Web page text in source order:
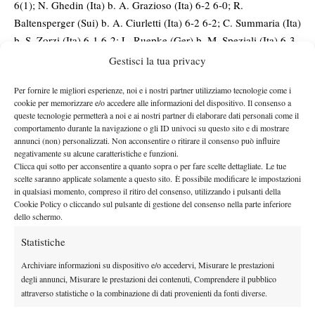
Gestisci la tua privacy
Per fornire le migliori esperienze, noi e i nostri partner utilizziamo tecnologie come i
cookie per memorizzare e/o accedere alle informazioni del dispositivo. Il consenso a
queste tecnologie permetterà a noi e ai nostri partner di elaborare dati personali come il
comportamento durante la navigazione o gli ID univoci su questo sito e di mostrare
annunci (non) personalizzati. Non acconsentire o ritirare il consenso può influire
negativamente su alcune caratteristiche e funzioni.
Clicca qui sotto per acconsentire a quanto sopra o per fare scelte dettagliate. Le tue
scelte saranno applicate solamente a questo sito. È possibile modificare le impostazioni
in qualsiasi momento, compreso il ritiro del consenso, utilizzando i pulsanti della
Cookie Policy o cliccando sul pulsante di gestione del consenso nella parte inferiore
dello schermo.
Statistiche
Archiviare informazioni su dispositivo e/o accedervi, Misurare le prestazioni
degli annunci, Misurare le prestazioni dei contenuti, Comprendere il pubblico
attraverso statistiche o la combinazione di dati provenienti da fonti diverse.
6(1); N. Ghedin (Ita) b. A. Grazioso (Ita) 6-2 6-0; R.
Baltensperger (Sui) b. A. Ciurletti (Ita) 6-2 6-2; C. Summaria (Ita)
b. S. Zorzi (Ita) 6-1 6-2; L. Ruepke (Ger) b. M. Speziali (Ita) 6-3
6-3; F. Ornago (Ita) b. M. Marfia (Ita) 6-4 7-6(2); M. Denbek
(Ita) 6-1 3-6 6-3, L. Rottoli (Ita) b. F. Ferrari (Ita) 6-4 6-4. Da
concludere in serata: F. Salviato – A. Guerrieri (Ita), G. Di Nicola
– M. Mansson (Sve), R. Bertola (Svi) – F.Z. Zgombic (Cro), G.
Ricca (Ita) – L. Frost (Sve).